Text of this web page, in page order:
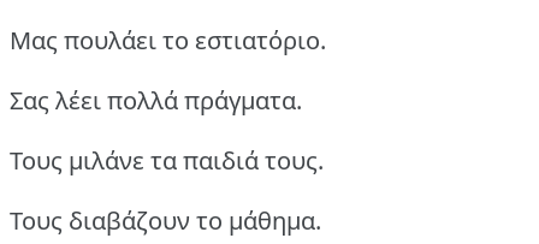
Μας πουλάει το εστιατόριο.
Σας λέει πολλά πράγματα.
Τους μιλάνε τα παιδιά τους.
Τους διαβάζουν το μάθημα.